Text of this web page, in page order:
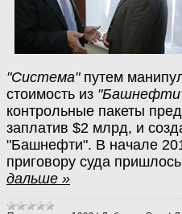
"Система"путем
стоимость из
контрольные пакеты
заплатив $2 млрд, и
"Башнефти". В начале
приговору суда
дальше »